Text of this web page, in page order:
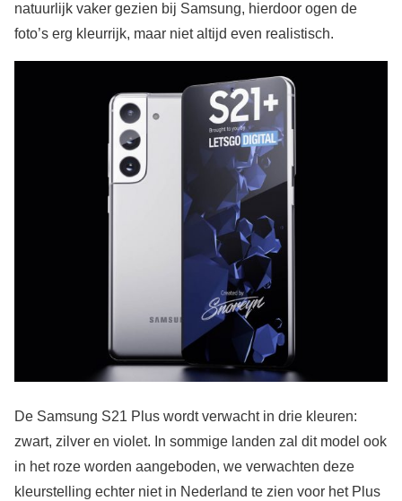
natuurlijk vaker gezien bij Samsung, hierdoor ogen de
foto’s erg kleurrijk, maar niet altijd even realistisch.
De Samsung S21 Plus wordt verwacht in drie kleuren:
zwart, zilver en violet. In sommige landen zal dit model ook
in het roze worden aangeboden, we verwachten deze
kleurstelling echter niet in Nederland te zien voor het Plus